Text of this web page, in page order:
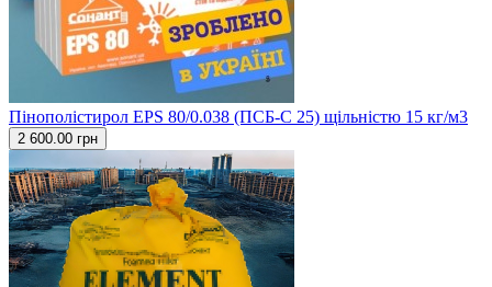
Пінополістирол EPS 80/0.038 (ПСБ-С 25) щільністю 15 кг/м3
2 600.00 грн